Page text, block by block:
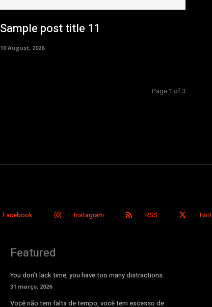
Sample post title 11
10 August, 2026
Page 1 of 3
Facebook Instagram RSS
Featured
You don’t lack time, you have too many distractions.
31 março, 2026
Você não tem falta de tempo, você tem excesso de